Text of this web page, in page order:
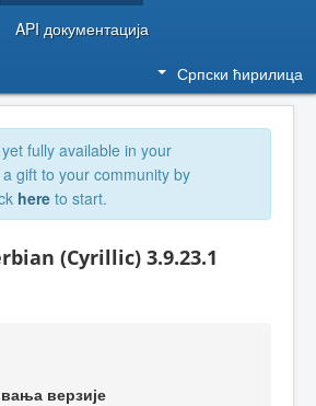
API документација
Српски ћирилица
fully available in your
gift to your community by
here to start.
(Cyrillic) 3.9.23.1
верзије